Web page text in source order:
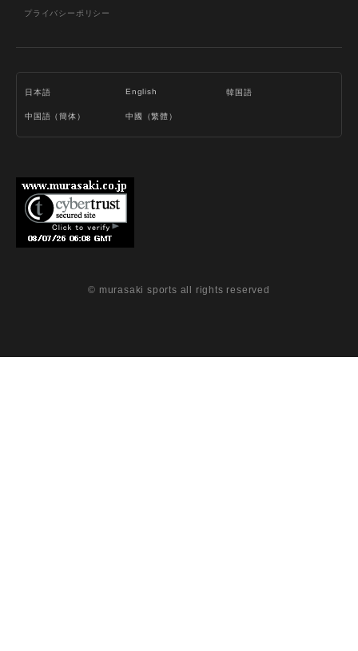
プライバシーポリシー
日本語 English 韓国語
中国語（簡体） 中國（繁體）
© murasaki sports all rights reserved